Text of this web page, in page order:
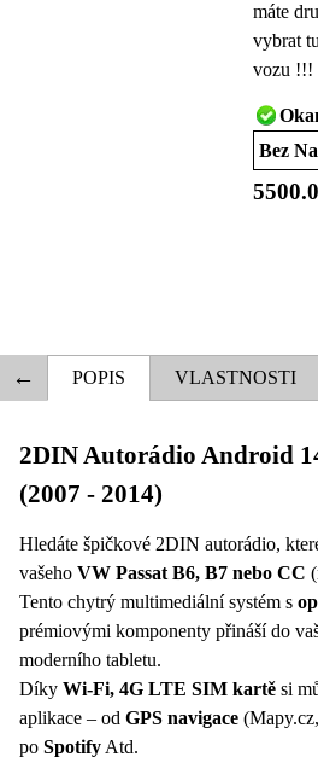
máte
vybrat
vozu !!!
POPIS VLASTNOSTI
2DIN Autorádio Android
(2007 - 2014)
Hledáte špičkové 2DIN autorádio,
vašeho VW Passat B6, B7 nebo CC
Tento chytrý multimediální systém s
prémiovými komponenty přináší do
moderního tabletu.
Díky Wi-Fi, 4G LTE SIM kartě si
aplikace – od GPS navigace
po Spotify Atd.
ZÁKLADNÍ
ANDROID OCTAVIA 2
ZÁKLADNÍ VLASTNOSTI :
Měnitelné úvodní LOGO
Android 14
Osmi jádrový procesor - 2.0
RAM 4G
Bluetooth - 5.0
CarPlay
Android Auto
OBSAH BALENÍ 2 DIN
FABIA 2
ODPOVÍDAJÍCÍ VAŠEMU
JAK NASTAVIT
RÁDIO OCTAVIA 2